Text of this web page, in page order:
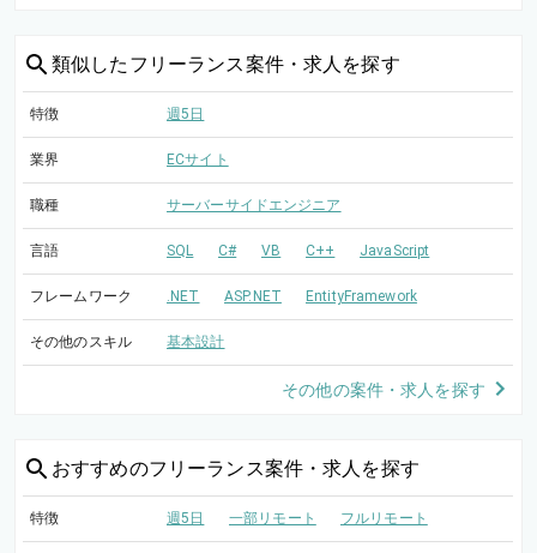
類似した フリーランス案件・求人を探す
特徴 週5日
業界 ECサイト
職種 サーバーサイドエンジニア
言語 SQL C# VB C++ JavaScript
フレームワーク .NET ASP.NET EntityFramework
その他のスキル 基本設計
その他の案件・求人を探す
おすすめのフリーランス案件・求人を探す
特徴 週5日 一部リモート フルリモート